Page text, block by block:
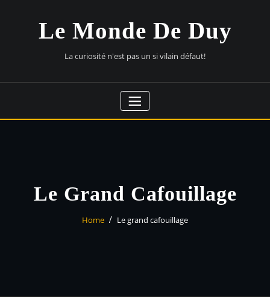
Le Monde De Duy
La curiosité n'est pas un si vilain défaut!
Le Grand Cafouillage
Home Le grand cafouillage